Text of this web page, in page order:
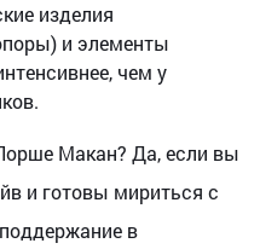
изделия
и элементы
чем у
Макан? Да, если вы
и готовы мириться с
в